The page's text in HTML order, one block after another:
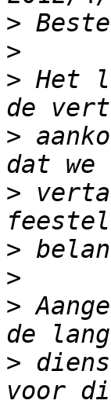
>
>
> Het
>
>
>
>
>
>